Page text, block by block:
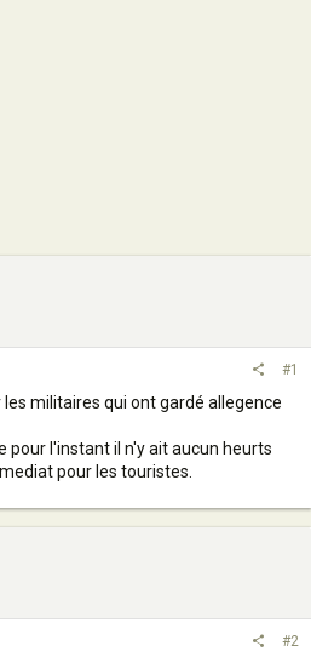
#1
militaires qui ont gardé allegence
pour l'instant il n'y ait aucun heurts
pour les touristes.
#2